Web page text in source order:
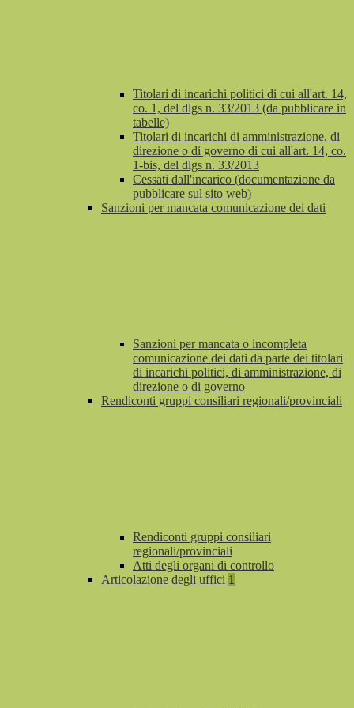
Titolari di incarichi politici di cui all'art. 14,
co. 1, del dlgs n. 33/2013 (da pubblicare in
tabelle)
Titolari di incarichi di amministrazione, di
direzione o di governo di cui all'art. 14, co.
1-bis, del dlgs n. 33/2013
Cessati dall'incarico (documentazione da
pubblicare sul sito web)
Sanzioni per mancata comunicazione dei dati
Sanzioni per mancata o incompleta
comunicazione dei dati da parte dei titolari
di incarichi politici, di amministrazione, di
direzione o di governo
Rendiconti gruppi consiliari regionali/provinciali
Rendiconti gruppi consiliari
regionali/provinciali
Atti degli organi di controllo
Articolazione degli uffici 1